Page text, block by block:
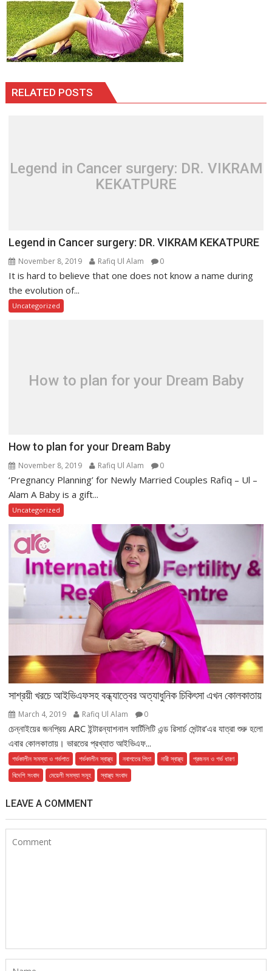
RELATED POSTS
Legend in Cancer surgery: DR. VIKRAM
KEKATPURE
Legend in Cancer surgery: DR. VIKRAM KEKATPURE
November 8, 2019 Rafiq Ul Alam 0
It is hard to believe that one does not know a name during
the evolution of...
Uncategorized
How to plan for your Dream Baby
How to plan for your Dream Baby
November 8, 2019 Rafiq Ul Alam 0
‘Pregnancy Planning’ for Newly Married Couples Rafiq – Ul –
Alam A Baby is a gift...
Uncategorized
সাশ্রয়ী খরচে আইভিএফসহ বন্ধ্যাত্বের অত্যাধুনিক চিকিৎসা এখন কোলকাতায়
March 4, 2019 Rafiq Ul Alam 0
চেন্নাইয়ের জনপ্রিয় ARC ইন্টারন্যাশনাল ফার্টিলিটি এন্ড রিসার্চ সেন্টার’এর যাত্রা শুরু হলো
এবার কোলকাতায়। ভারতের প্রখ্যাত আইভিএফ...
গর্ভকালীন সমস্যা ও গর্ভপাত গর্ভকালীন স্বাস্থ্য নবাগতের পিতা নারী স্বাস্থ্য
প্রজনন ও গর্ভ ধারণ
বিদেশি সংবাদ
মেয়েলী সমস্যা সমূহ স্বাস্থ্য সংবাদ
LEAVE A COMMENT